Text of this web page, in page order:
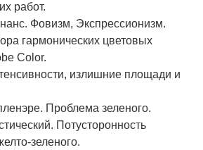
работ.
Фовизм, Экспрессионизм.
гармонических цветовых
Color.
излишние площади и
Проблема зеленого.
Потусторонность
зеленого.